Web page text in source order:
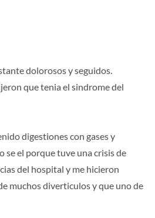
dolorosos y seguidos.
que tenia el sindrome del
digestiones con gases y
el porque tuve una crisis de
del hospital y me hicieron
muchos diverticulos y que uno de